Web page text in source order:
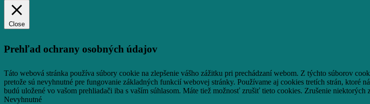
Close
Prehľad ochrany osobných údajov
Táto webová stránka používa súbory cookie na zlepšenie vášho zážitku pri prechádzaní webom. Z týchto súborov
pretože sú nevyhnutné pre fungovanie základných funkcií webovej stránky. Používame aj cookies tretích strán, ktoré
budú uložené vo vašom prehliadači iba s vaším súhlasom. Máte tiež možnosť zrušiť tieto cookies. Zrušenie niektorých
Nevyhnutné